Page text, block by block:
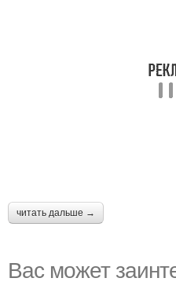
читать дальше →
Вас может